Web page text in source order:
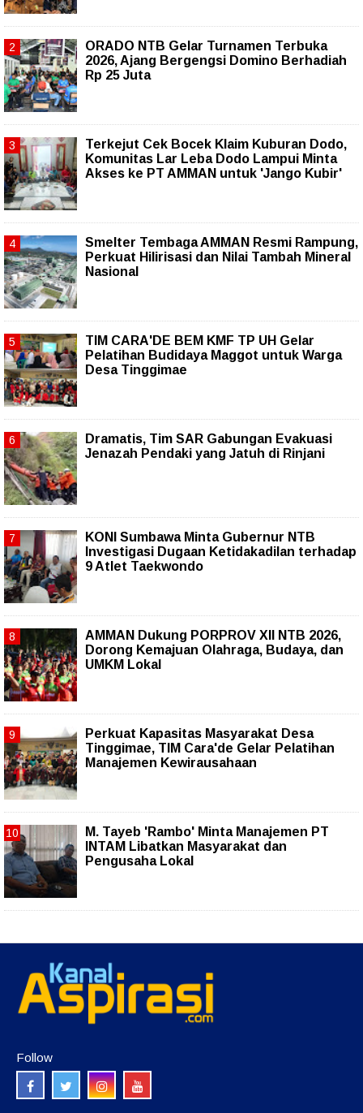
ORADO NTB Gelar Turnamen Terbuka
2026, Ajang Bergengsi Domino Berhadiah
Rp 25 Juta
Terkejut Cek Bocek Klaim Kuburan Dodo,
Komunitas Lar Leba Dodo Lampui Minta
Akses ke PT AMMAN untuk 'Jango Kubir'
Smelter Tembaga AMMAN Resmi Rampung,
Perkuat Hilirisasi dan Nilai Tambah Mineral
Nasional
TIM CARA'DE BEM KMF TP UH Gelar
Pelatihan Budidaya Maggot untuk Warga
Desa Tinggimae
Dramatis, Tim SAR Gabungan Evakuasi
Jenazah Pendaki yang Jatuh di Rinjani
KONI Sumbawa Minta Gubernur NTB
Investigasi Dugaan Ketidakadilan terhadap
9 Atlet Taekwondo
AMMAN Dukung PORPROV XII NTB 2026,
Dorong Kemajuan Olahraga, Budaya, dan
UMKM Lokal
Perkuat Kapasitas Masyarakat Desa
Tinggimae, TIM Cara'de Gelar Pelatihan
Manajemen Kewirausahaan
M. Tayeb 'Rambo' Minta Manajemen PT
INTAM Libatkan Masyarakat dan
Pengusaha Lokal
Follow